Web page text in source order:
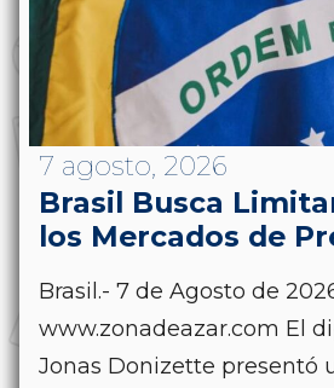
7 agosto, 2026
Brasil Busca
los Mercados de
Brasil.- 7 de Agosto de 2026
www.zonadeazar.com El
Jonas Donizette presentó